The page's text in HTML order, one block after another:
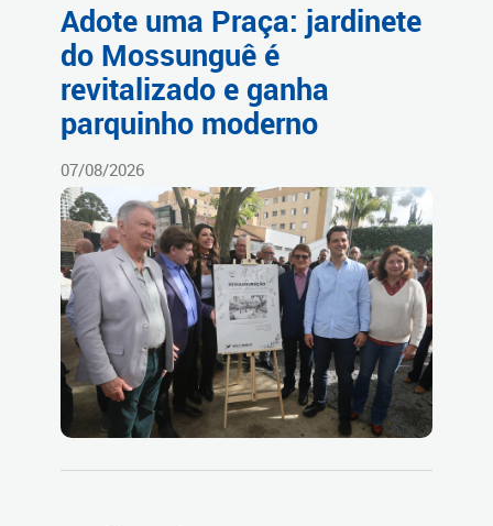
Adote uma Praça: jardinete
do Mossunguê é
revitalizado e ganha
parquinho moderno
07/08/2026